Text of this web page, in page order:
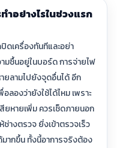
ำอย่างไรในช่วงแรก
ดเครื่องทันทีและอย่า
มชื้นอยู่ในบอร์ด การจ่ายไฟ
ยลามไปยังจุดอื่นได้ อีก
ลองว่ายังใช้ได้ไหม เพราะ
ยหายเพิ่ม ควรเช็ดภายนอก
ช่างตรวจ ยิ่งเข้าตรวจเร็ว
มากขึ้น ทั้งนี้อาการจริงต้อง